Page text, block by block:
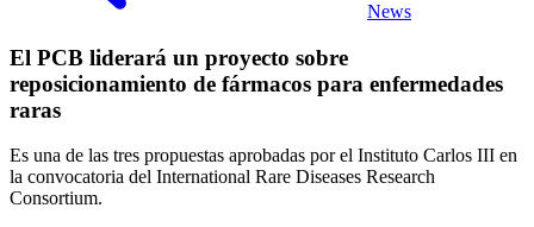
News
El PCB liderará un proyecto sobre
reposicionamiento de fármacos para enfermedades
raras
Es una de las tres propuestas aprobadas por el Instituto Carlos III en
la convocatoria del International Rare Diseases Research
Consortium.